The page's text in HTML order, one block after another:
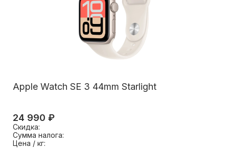
Apple Watch SE 3 44mm Starlight
24 990 ₽
Скидка:
Сумма налога:
Цена / кг: